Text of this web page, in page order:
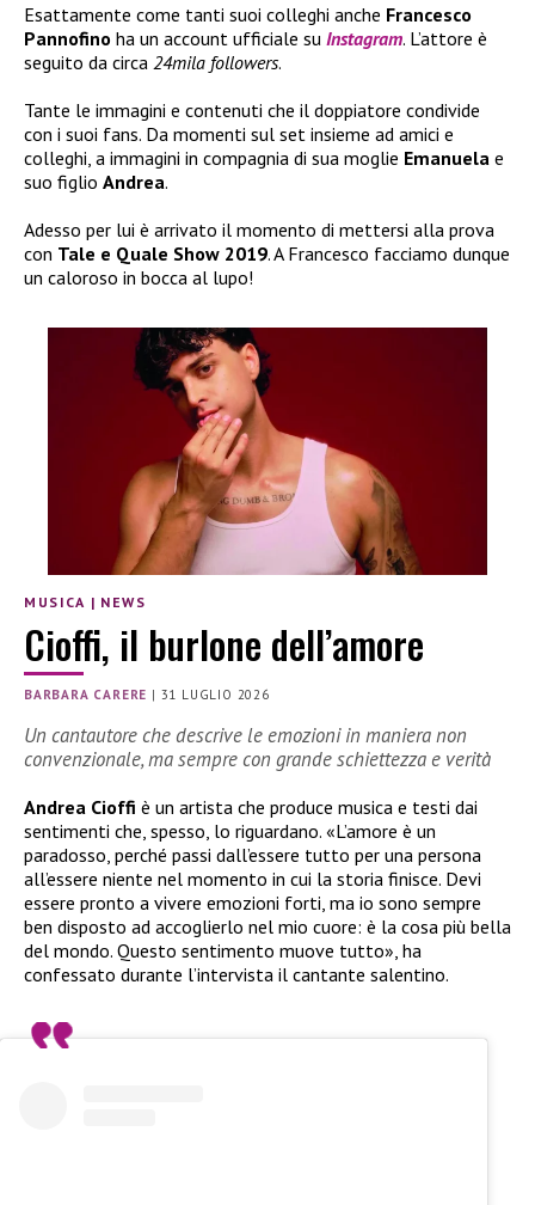
Esattamente come tanti suoi colleghi anche Francesco
Pannofino ha un account ufficiale su Instagram. L’attore è
seguito da circa 24mila followers.
Tante le immagini e contenuti che il doppiatore condivide
con i suoi fans. Da momenti sul set insieme ad amici e
colleghi, a immagini in compagnia di sua moglie Emanuela e
suo figlio Andrea.
Adesso per lui è arrivato il momento di mettersi alla prova
con Tale e Quale Show 2019. A Francesco facciamo dunque
un caloroso in bocca al lupo!
MUSICA | NEWS
Cioffi, il burlone dell’amore
BARBARA CARERE | 31 LUGLIO 2026
Un cantautore che descrive le emozioni in maniera non
convenzionale, ma sempre con grande schiettezza e verità
Andrea Cioffi è un artista che produce musica e testi dai
sentimenti che, spesso, lo riguardano. «L’amore è un
paradosso, perché passi dall’essere tutto per una persona
all’essere niente nel momento in cui la storia finisce. Devi
essere pronto a vivere emozioni forti, ma io sono sempre
ben disposto ad accoglierlo nel mio cuore: è la cosa più bella
del mondo. Questo sentimento muove tutto», ha
confessato durante l’intervista il cantante salentino.